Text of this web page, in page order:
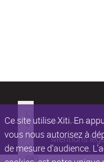
Ce site utilise Xiti. En
vous nous autorisez à
de mesure d'audience.
Mentions